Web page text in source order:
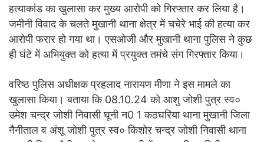
हत्याकांड का खुलासा कर मुख्य आरोपी को गिरफ्तार कर लिया है।
जमीनी विवाद के चलते मुखानी थाना क्षेत्र में चचेरे भाई की हत्या कर
आरोपी फरार हो गया था। एसओजी और मुखानी थाना पुलिस ने कुछ
ही घंटे में अभियुक्त को हत्या में प्रयुक्त तमंचे संग गिरफ्तार किया।
वरिष्ठ पुलिस अधीक्षक प्रहलाद नारायण मीणा ने इस मामले का
खुलासा किया। बताया कि 08.10.24 को आशु जोशी पुत्र स्व०
उमेश चन्द्र जोशी निवासी घूनी न0 1 कठघरिया थाना मुखानी जिला
नैनीताल व अंशू जोशी पुत्र स्व० किशोर चन्द्र जोशी निवासी थाना